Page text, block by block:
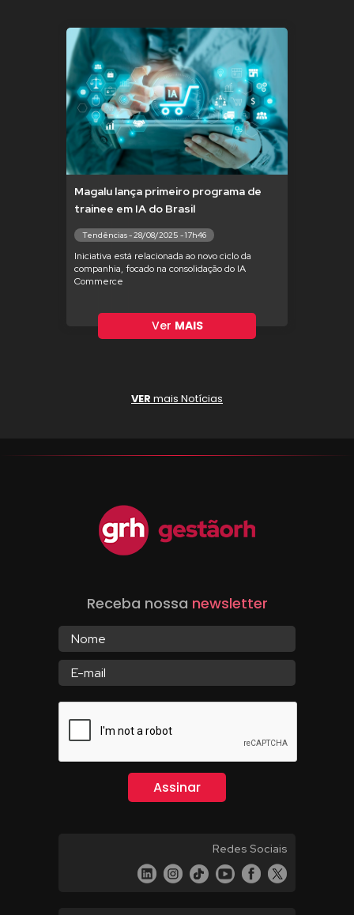
Magalu lança primeiro programa de
trainee em IA do Brasil
Tendências - 28/08/2025 - 17h46
Iniciativa está relacionada ao novo ciclo da
companhia, focado na consolidação do IA
Commerce
Ver MAIS
VER mais Notícias
Receba nossa newsletter
Redes Sociais